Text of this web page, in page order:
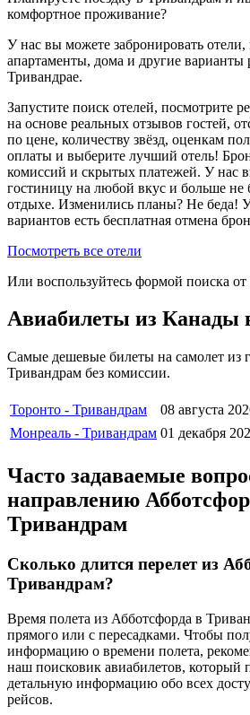
комфортное проживание?
У нас вы можете забронировать
апартаменты, дома и другие варианты
Тривандрае.
Запустите поиск отелей, посмотрите
на основе реальных отзывов гостей,
по цене, количеству звёзд, оценкам
оплаты и выберите лучший отель!
комиссий и скрытых платежей. У нас
гостиницу на любой вкус и больше не
отдыхе. Изменились планы? Не беда!
вариантов есть бесплатная отмена
Посмотреть все отели
Или воспользуйтесь формой поиска
Авиабилеты из Канады
Самые дешевые билеты на самолет из
Тривандрам без комиссии.
Торонто - Тривандрам 08 августа
Монреаль - Тривандрам 01 декабря
Часто задаваемые
направлению
Тривандрам
Сколько длится перелет из
Тривандрам?
Время полета из Абботсфорда в
прямого или с пересадками. Чтобы
информацию о времени полета,
наш поисковик авиабилетов, который
детальную информацию обо всех
рейсов.